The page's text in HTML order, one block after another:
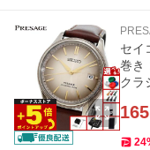
セイ
巻き
クラ
24